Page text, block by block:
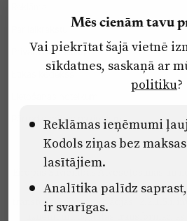
Privātuma politika
Ētikas kodekss
Pārredzamības paziņojumi
Eiropas Savienības Atveseļošanas un
2.2. reformu un investīciju
transformācija un inovācijas” 2.2.1.5.i.
uzņēmumu digitālās transformācijas
Mēs cienām tavu
Vai piekrītat šajā vietnē
sīkdatnes, saskaņā ar
politiku?
Reklāmas ieņēmumi
Kodols ziņas bez
lasītājiem.
Analītika palīdz
ir svarīgas.